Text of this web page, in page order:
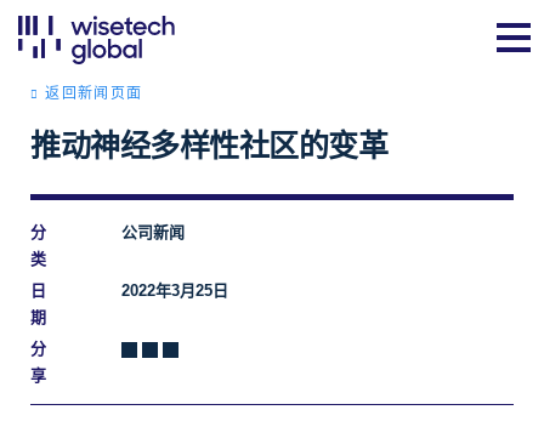
返回新闻页面
推动神经多样性社区的变革
分
类
公司新闻
日
期
2022年3月25日
分
享